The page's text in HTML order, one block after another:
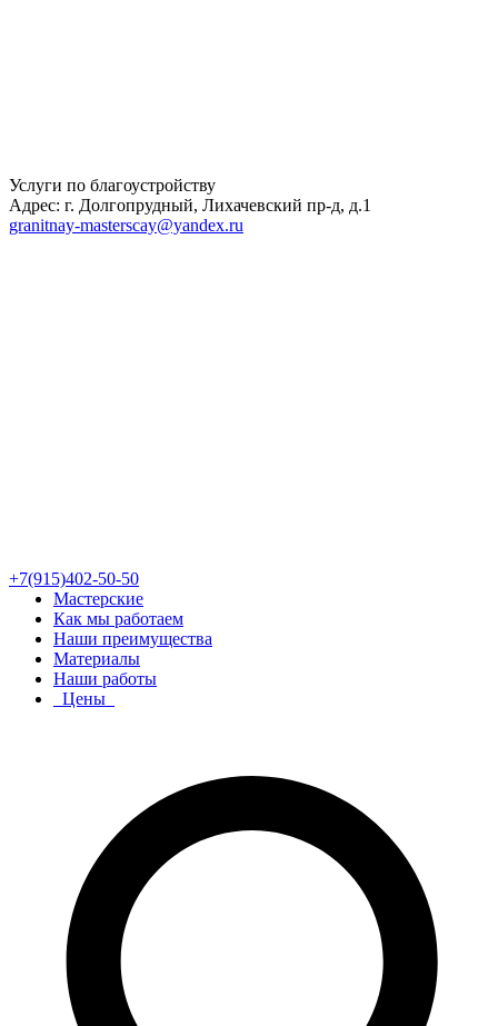
Услуги по благоустройству
Адрес: г. Долгопрудный, Лихачевский пр-д, д.1
granitnay-masterscay@yandex.ru
+7(915)402-50-50
Мастерские
Как мы работаем
Наши преимущества
Материалы
Наши работы
Цены